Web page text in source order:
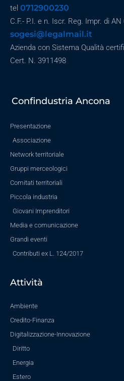
tel 0712900230
C.F.- P.I. e n. Iscr. Reg. Impr. di
sogesi@legalmail.it
Azienda con Sistema Qualità
Cert. N. 3911498
Confindustria Ancona
Presentazione
Associazione
Network territoriale
Gruppi merceologici
Comitati territoriali
Piccola industria
Giovani Imprenditori
Media e comunicazione
Grandi eventi
Contributi ex L. 124/2017
Attività
Ambiente
Credito-Finanza
Digitalizzazione-Innovazione
Diritto
Energia
Estero